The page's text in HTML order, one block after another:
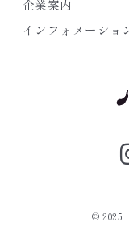
企業案内
インフォメーショ
©